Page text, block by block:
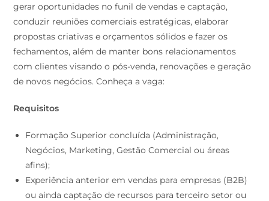
gerar oportunidades no funil de vendas e captação,
conduzir reuniões comerciais estratégicas, elaborar
propostas criativas e orçamentos sólidos e fazer os
fechamentos, além de manter bons relacionamentos
com clientes visando o pós-venda, renovações e geração
de novos negócios. Conheça a vaga:
Requisitos
Formação Superior concluída (Administração,
Negócios, Marketing, Gestão Comercial ou áreas
afins);
Experiência anterior em vendas para empresas (B2B)
ou ainda captação de recursos para terceiro setor ou